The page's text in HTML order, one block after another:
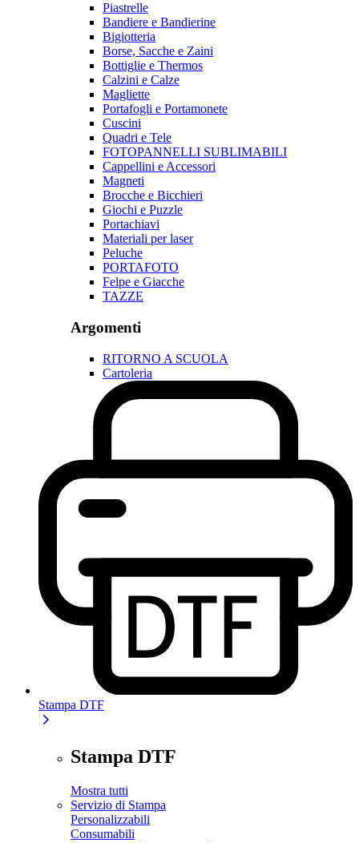
Piastrelle
Bandiere e Bandierine
Bigiotteria
Borse, Sacche e Zaini
Bottiglie e Thermos
Calzini e Calze
Magliette
Portafogli e Portamonete
Cuscini
Quadri e Tele
FOTOPANNELLI SUBLIMABILI
Cappellini e Accessori
Magneti
Brocche e Bicchieri
Giochi e Puzzle
Portachiavi
Materiali per laser
Peluche
PORTAFOTO
Felpe e Giacche
TAZZE
Argomenti
RITORNO A SCUOLA
Cartoleria
Stampa DTF
Stampa DTF
Mostra tutti
Servizio di Stampa
Personalizzabili
Consumabili